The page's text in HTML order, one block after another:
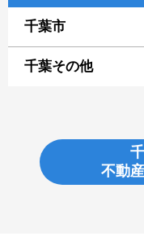
千葉市
千葉その他
不動